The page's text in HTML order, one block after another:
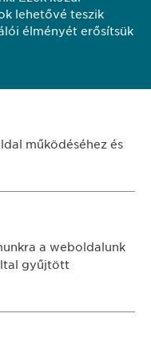
Kft.
13.
lehetővé teszik
élményét erősítsük
működéséhez és
való
a weboldalunk
gyűjtött